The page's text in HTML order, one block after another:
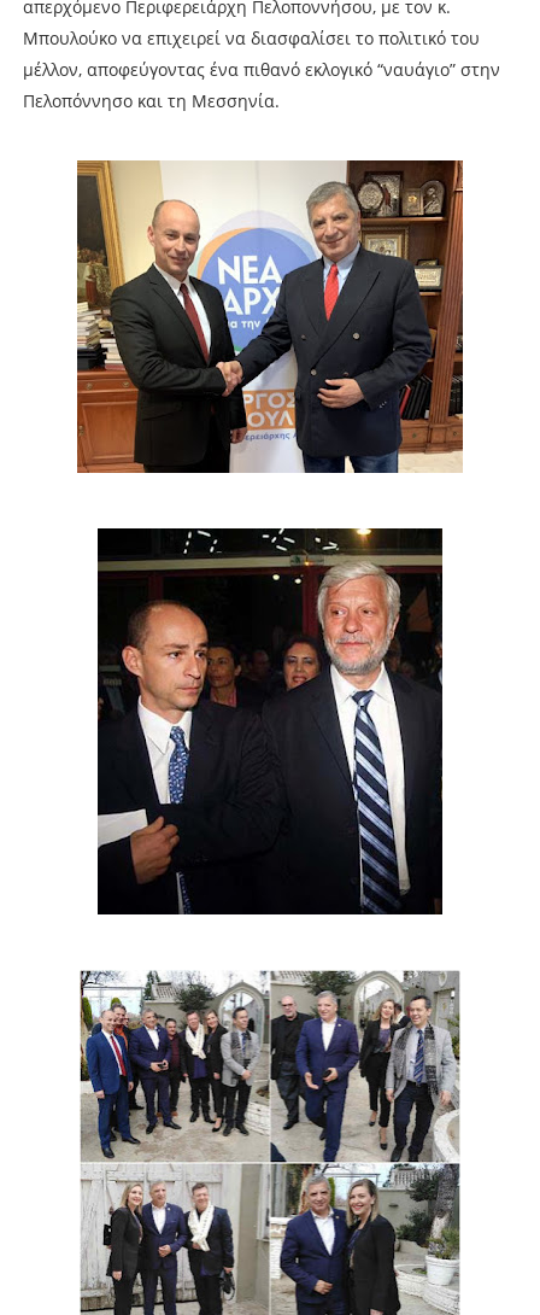
απερχόμενο Περιφερειάρχη Πελοποννήσου, με τον κ.
Μπουλούκο να επιχειρεί να διασφαλίσει το πολιτικό του
μέλλον, αποφεύγοντας ένα πιθανό εκλογικό “ναυάγιο” στην
Πελοπόννησο και τη Μεσσηνία.